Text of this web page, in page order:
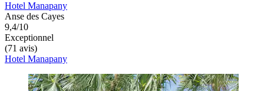
Hotel Manapany
Anse des Cayes
9,4/10
Exceptionnel
(71 avis)
Hotel Manapany